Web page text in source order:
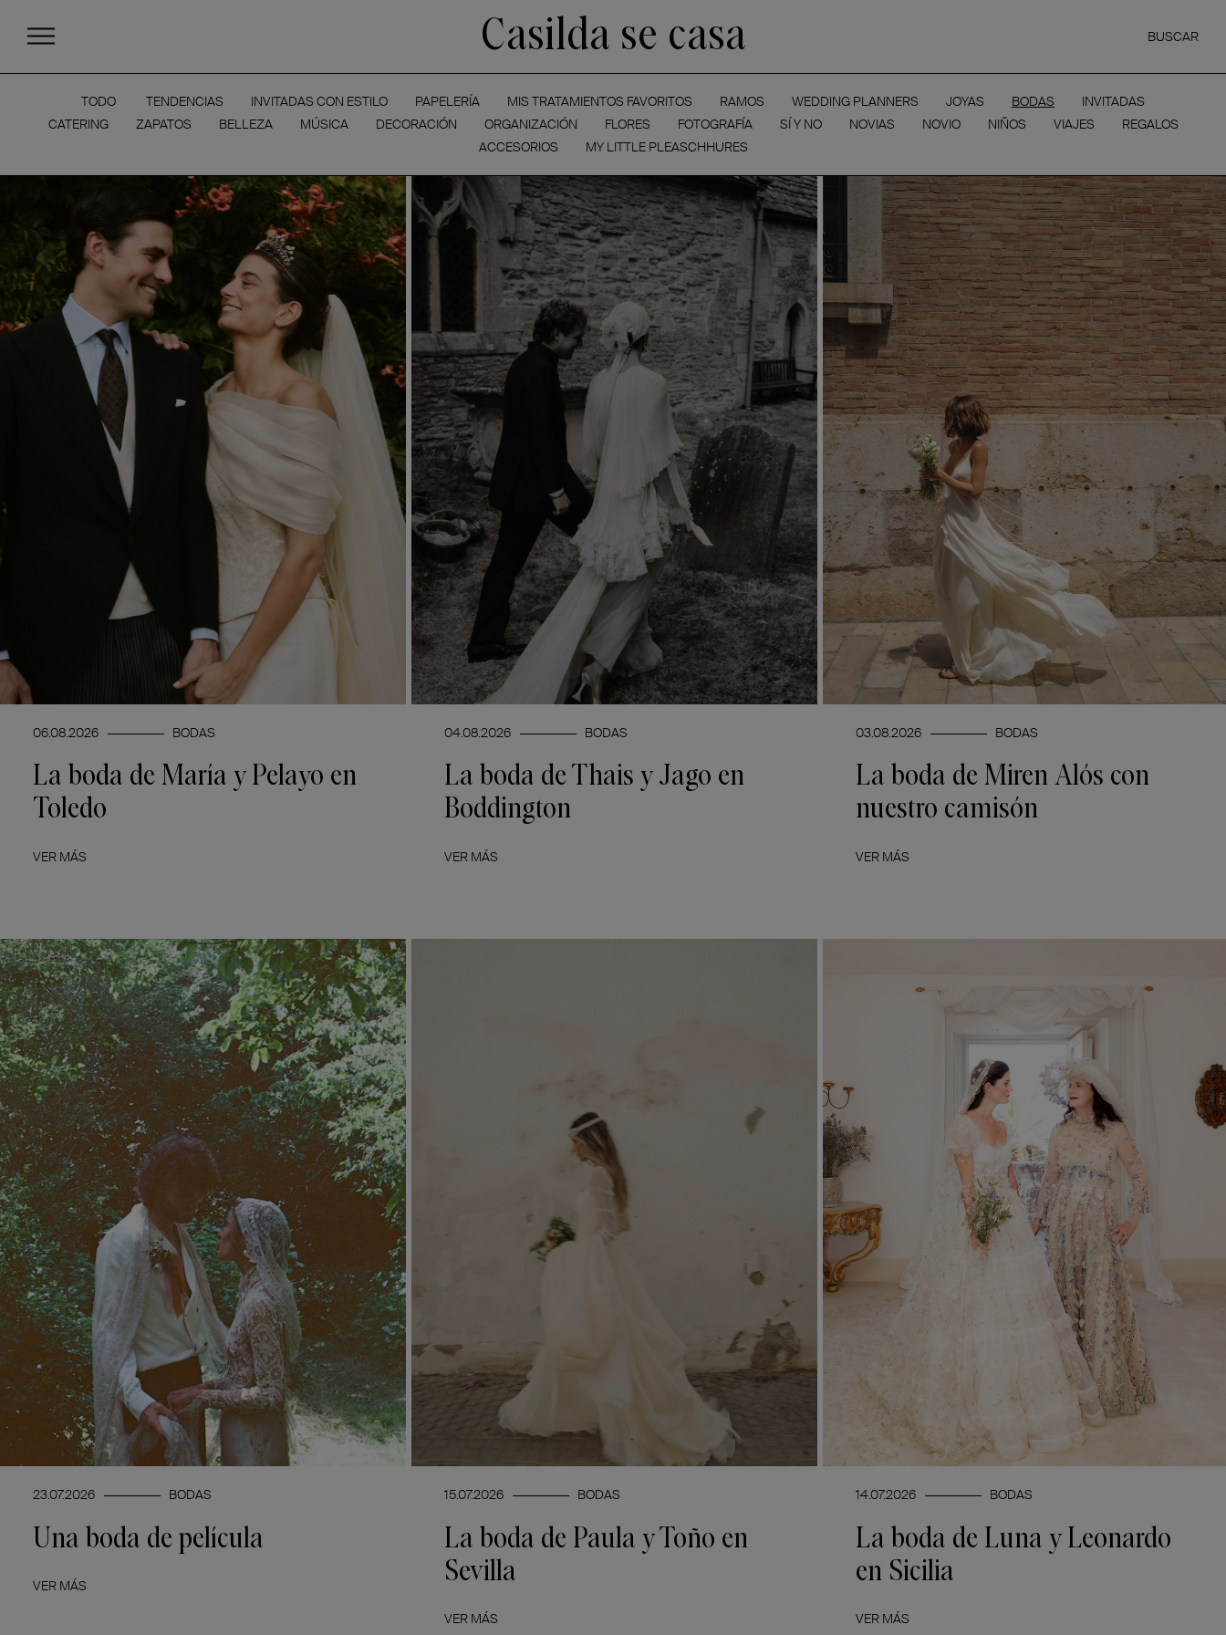
Casilda se casa BUSCAR
TODO TENDENCIAS INVITADAS CON ESTILO PAPELERÍA MIS TRATAMIENTOS FAVORITOS RAMOS WEDDING PLANNERS JOYAS BODAS
INVITADAS
CATERING
ZAPATOS BELLEZA MÚSICA DECORACIÓN ORGANIZACIÓN FLORES FOTOGRAFÍA SÍ Y NO NOVIAS NOVIO NIÑOS VIAJES
REGALOS
ACCESORIOS
MY LITTLE PLEASCHHURES
06.08.2026 BODAS
La boda de María y Pelayo en
Toledo
VER MÁS
04.08.2026 BODAS
La boda de Thais y Jago en
Boddington
VER MÁS
03.08.2026 BODAS
La boda de Miren Alós con
nuestro camisón
VER MÁS
23.07.2026 BODAS
Una boda de película
VER MÁS
15.07.2026 BODAS
La boda de Paula y Toño en
Sevilla
VER MÁS
14.07.2026 BODAS
La boda de Luna y Leonardo
en Sicilia
VER MÁS